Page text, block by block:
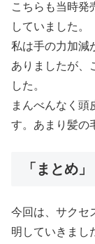
こちらも当時発
していました。
私は手の力加減
ありましたが、
した。
まんべんなく頭
す。あまり髪の
「まとめ」
今回は、サクセ
明していきまし